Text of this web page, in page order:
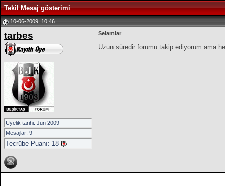
Tekil Mesaj gösterimi
10-06-2009, 10:46
tarbes
Üyelik tarihi: Jun 2009
Mesajlar: 9
Tecrübe Puanı: 18
Selamlar
Uzun süredir forumu takip ediyorum ama